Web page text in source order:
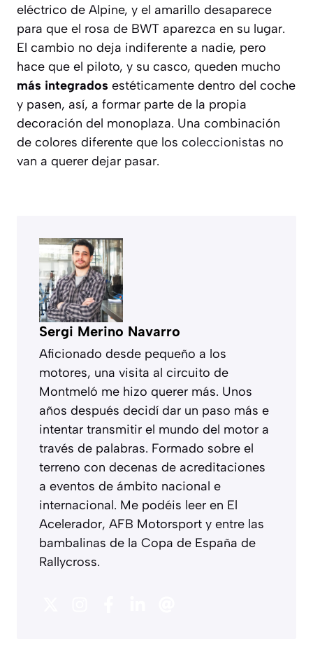
eléctrico de Alpine, y el amarillo desaparece
para que el rosa de BWT aparezca en su lugar.
El cambio no deja indiferente a nadie, pero
hace que el piloto, y su casco, queden mucho
más integrados estéticamente dentro del coche
y pasen, así, a formar parte de la propia
decoración del monoplaza. Una combinación
de colores diferente que los coleccionistas no
van a querer dejar pasar.
Sergi Merino Navarro
Aficionado desde pequeño a los
motores, una visita al circuito de
Montmeló me hizo querer más. Unos
años después decidí dar un paso más e
intentar transmitir el mundo del motor a
través de palabras. Formado sobre el
terreno con decenas de acreditaciones
a eventos de ámbito nacional e
internacional. Me podéis leer en El
Acelerador, AFB Motorsport y entre las
bambalinas de la Copa de España de
Rallycross.